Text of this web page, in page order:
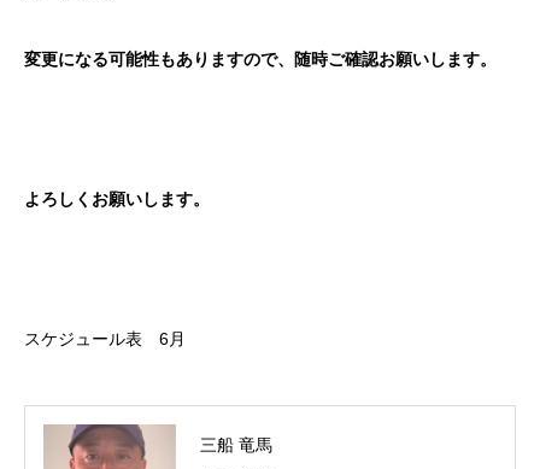
変更になる可能性もありますので、随時ご確認お願いします。
よろしくお願いします。
スケジュール表 6月
三船 竜馬